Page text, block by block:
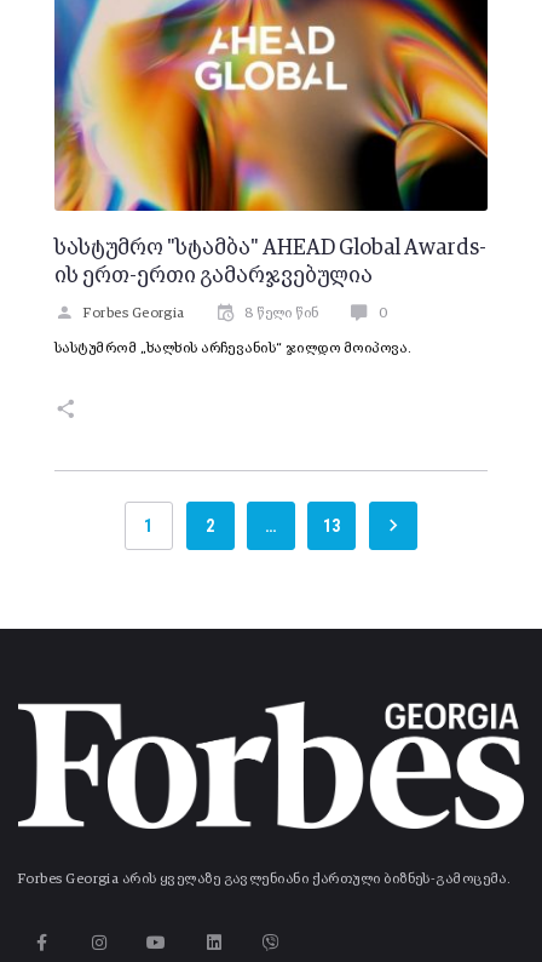
სასტუმრო "სტამბა" AHEAD Global Awards-
ის ერთ-ერთი გამარჯვებულია
Forbes Georgia 8 წელი წინ 0
სასტუმრომ „ხალხის არჩევანის“ ჯილდო მოიპოვა.
1 2 … 13
Forbes Georgia არის ყველაზე გავლენიანი ქართული ბიზნეს-გამოცემა.